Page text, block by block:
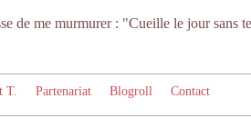
de me murmurer : "Cueille le jour sans
T. Partenariat Blogroll Contact